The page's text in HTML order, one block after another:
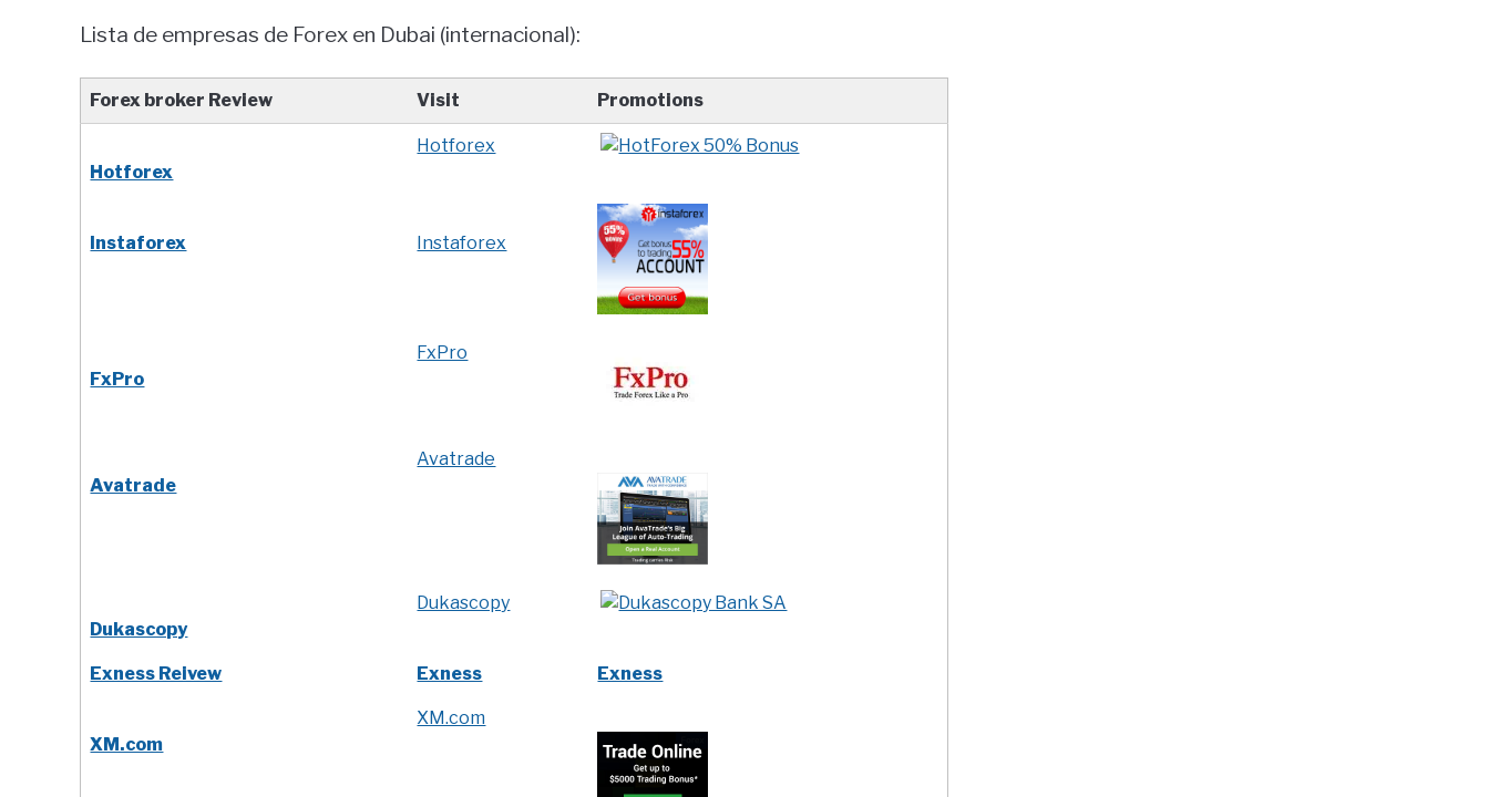
Lista de empresas de Forex en Dubai (internacional):
Forex broker Review Visit Promotions
Hotforex
Hotforex
Instaforex Instaforex
FxPro
FxPro
Avatrade
Avatrade
Dukascopy
Dukascopy
Exness Reivew Exness Exness
XM.com
XM.com